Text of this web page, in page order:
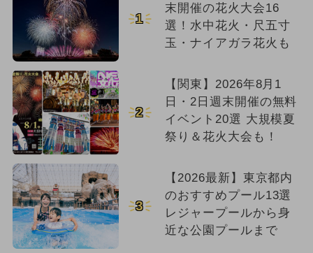
1
末開催の花火大会16
選！水中花火・尺五寸
玉・ナイアガラ花火も
2
【関東】2026年8月1
日・2日週末開催の無料
イベント20選 大規模夏
祭り＆花火大会も！
3
【2026最新】東京都内
のおすすめプール13選
レジャープールから身
近な公園プールまで